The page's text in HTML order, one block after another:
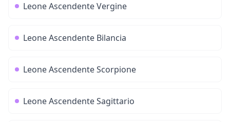
LeoneAscendenteVergine
LeoneAscendente Bilancia
LeoneAscendenteScorpione
LeoneAscendenteSagittario